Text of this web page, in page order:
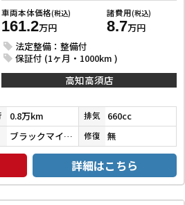
車両本体価格(税込)
161.2万円
諸費用(税込)
8.7万円
法定整備：整備付
保証付 (1ヶ月・1000km )
高知高須店
0.8万km 排気 660cc
ブラックマイカメタリック 修復 無
詳細はこちら